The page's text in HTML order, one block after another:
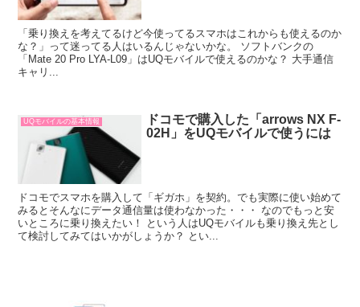
「乗り換えを考えてるけど今使ってるスマホはこれからも使えるのか
な？」って迷ってる人はいるんじゃないかな。 ソフトバンクの
「Mate 20 Pro LYA-L09」はUQモバイルで使えるのかな？ 大手通信
キャリ...
UQモバイルの基本情報
ドコモで購入した「arrows NX F-
02H」をUQモバイルで使うには
ドコモでスマホを購入して「ギガホ」を契約。でも実際に使い始めて
みるとそんなにデータ通信量は使わなかった・・・ なのでもっと安
いところに乗り換えたい！ という人はUQモバイルも乗り換え先とし
て検討してみてはいかがしょうか？ とい...